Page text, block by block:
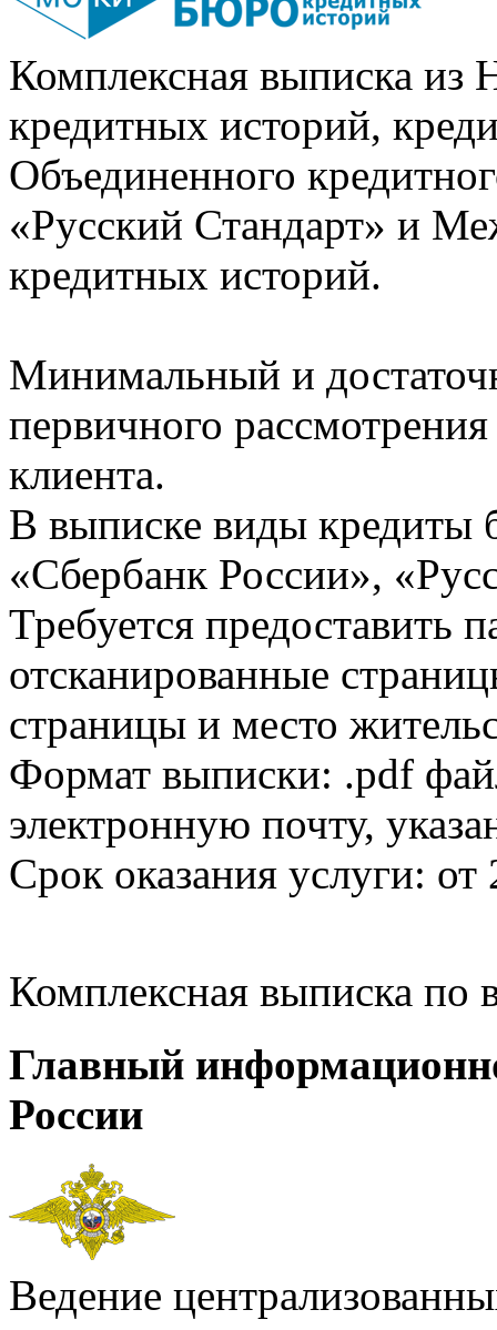
Комплексная выписка из
кредитных историй,
Объединенного
«Русский Стандарт» и
кредитных историй.
Минимальный и
первичного
клиента.
В выписке виды кредиты
«Сбербанк России»,
Требуется предоставить
отсканированные
страницы и место
Формат выписки: .pdf
электронную почту,
Срок оказания услуги: от
Комплексная выписка
Главный
России
Ведение